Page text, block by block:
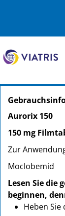
PZN: 04275260
PPN:
NTIN:
PPN:
NTIN:
Aurorix 150
150 mg
Zur
Moclobemid
Lesen Sie die
beginnen,
Heben Sie